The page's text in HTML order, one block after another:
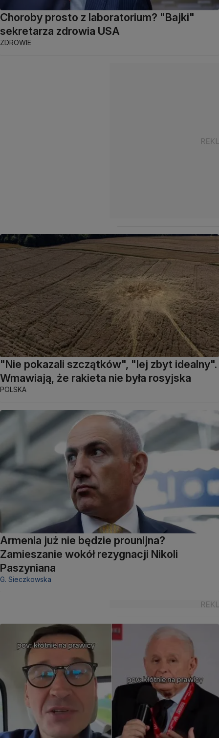
Choroby prosto z laboratorium? "Bajki"
sekretarza zdrowia USA
ZDROWIE
"Nie pokazali szczątków", "lej zbyt idealny".
Wmawiają, że rakieta nie była rosyjska
POLSKA
Armenia już nie będzie prounijna?
Zamieszanie wokół rezygnacji Nikoli
Paszyniana
G. Sieczkowska